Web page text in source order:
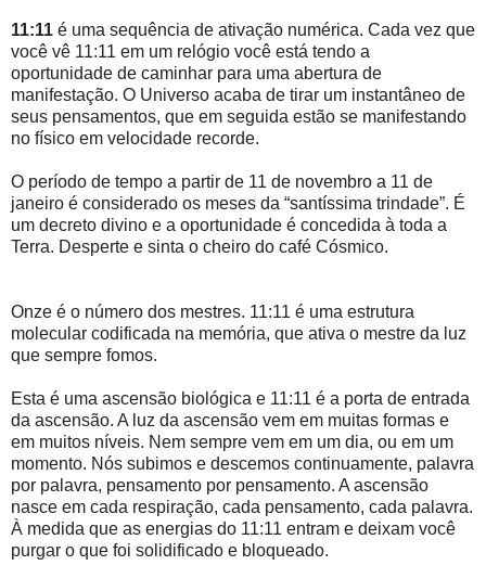
11:11 é uma sequência de ativação numérica. Cada vez que
você vê 11:11 em um relógio você está tendo a
oportunidade de caminhar para uma abertura de
manifestação. O Universo acaba de tirar um instantâneo de
seus pensamentos, que em seguida estão se manifestando
no físico em velocidade recorde.
O período de tempo a partir de 11 de novembro a 11 de
janeiro é considerado os meses da “santíssima trindade”. É
um decreto divino e a oportunidade é concedida à toda a
Terra. Desperte e sinta o cheiro do café Cósmico.
Onze é o número dos mestres. 11:11 é uma estrutura
molecular codificada na memória, que ativa o mestre da luz
que sempre fomos.
Esta é uma ascensão biológica e 11:11 é a porta de entrada
da ascensão. A luz da ascensão vem em muitas formas e
em muitos níveis. Nem sempre vem em um dia, ou em um
momento. Nós subimos e descemos continuamente, palavra
por palavra, pensamento por pensamento. A ascensão
nasce em cada respiração, cada pensamento, cada palavra.
À medida que as energias do 11:11 entram e deixam você
purgar o que foi solidificado e bloqueado.